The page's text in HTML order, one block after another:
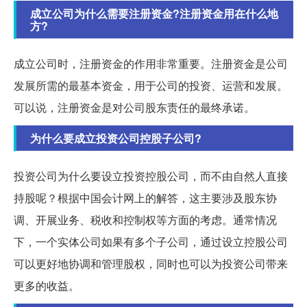
成立公司为什么需要注册资金?注册资金用在什么地
方?
成立公司时，注册资金的作用非常重要。注册资金是公司
发展所需的最基本资金，用于公司的投资、运营和发展。
可以说，注册资金是对公司股东责任的最终承诺。
为什么要成立投资公司控股子公司?
投资公司为什么要设立投资控股公司，而不由自然人直接
持股呢？根据中国会计网上的解答，这主要涉及股东协
调、开展业务、税收和控制权等方面的考虑。通常情况
下，一个实体公司如果有多个子公司，通过设立控股公司
可以更好地协调和管理股权，同时也可以为投资公司带来
更多的收益。